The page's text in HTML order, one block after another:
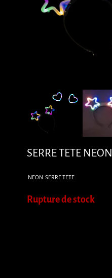
SERRE TETE NEON
NEON SERRE TETE
Rupture de stock